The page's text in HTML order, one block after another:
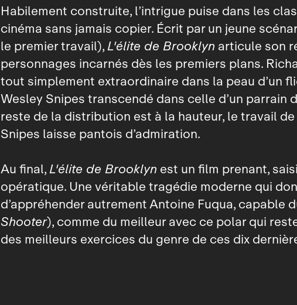
Habilement construite, l’intrigue puise dans les
cinéma sans jamais copier. Écrit par un jeune
le premier travail),L'élite de Brooklyn articule son
personnages incarnés dès les premiers plans.
tout simplement extraordinaire dans la peau d’un
Wesley Snipes transcendé dans celle d’un parrain
reste de la distribution est à la hauteur, le travail
Snipes laisse pantois d’admiration.
Au final,L'élite de Brooklyn est un film prenant,
opératique. Une véritable tragédie moderne qui
d’appréhender autrement Antoine Fuqua, capable
Shooter), comme du meilleur avec ce polar qui
des meilleurs exercices du genre de ces dix